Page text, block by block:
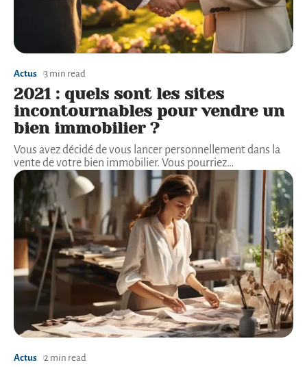
Actus 3 min read
2021 : quels sont les sites
incontournables pour vendre un
bien immobilier ?
Vous avez décidé de vous lancer personnellement dans la
vente de votre bien immobilier. Vous pourriez…
Actus 2 min read